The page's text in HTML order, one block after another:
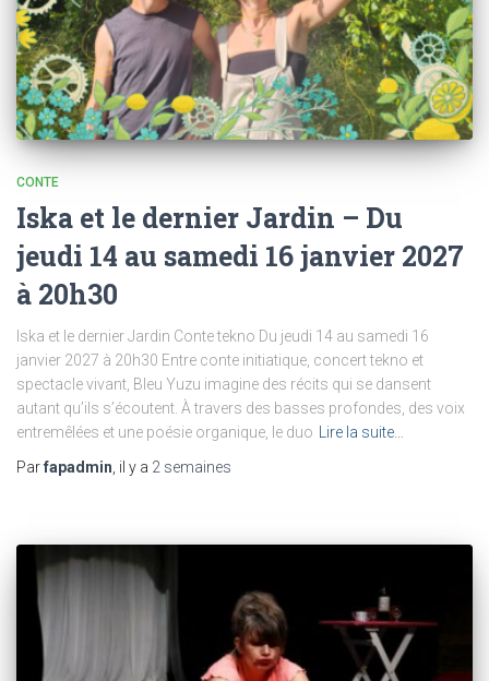
CONTE
Iska et le dernier Jardin – Du
jeudi 14 au samedi 16 janvier 2027
à 20h30
Iska et le dernier Jardin Conte tekno Du jeudi 14 au samedi 16
janvier 2027 à 20h30 Entre conte initiatique, concert tekno et
spectacle vivant, Bleu Yuzu imagine des récits qui se dansent
autant qu’ils s’écoutent. À travers des basses profondes, des voix
entremêlées et une poésie organique, le duo
Lire la suite…
Parfapadmin , il y a 2 semaines